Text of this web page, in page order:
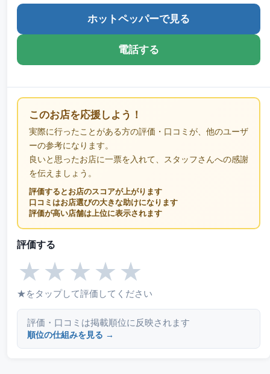
ホットペッパーで見る
電話する
このお店を応援しよう！
実際に行ったことがある方の評価・口コミが、他のユーザ
ーの参考になります。
良いと思ったお店に一票を入れて、スタッフさんへの感謝
を伝えましょう。
評価するとお店のスコアが上がります
口コミはお店選びの大きな助けになります
評価が高い店舗は上位に表示されます
評価する
★ ★ ★ ★ ★
★をタップして評価してください
評価・口コミは掲載順位に反映されます
順位の仕組みを見る →